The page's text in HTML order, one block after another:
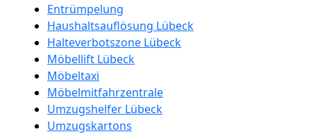
Entrümpelung
Haushaltsauflösung Lübeck
Halteverbotszone Lübeck
Möbellift Lübeck
Möbeltaxi
Möbelmitfahrzentrale
Umzugshelfer Lübeck
Umzugskartons